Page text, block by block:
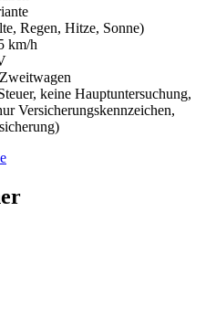
Regen, Hitze, Sonne)
km/h
keine Hauptuntersuchung,
Versicherungskennzeichen,